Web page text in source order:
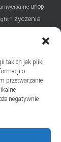
takich jak pliki
o
przetwarzanie
negatywnie
urlop
życzenia
informacje